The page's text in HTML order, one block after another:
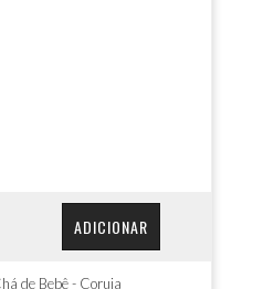
ADICIONAR
de Bebê - Coruja